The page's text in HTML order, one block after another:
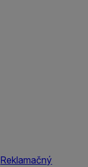
Reklamačný